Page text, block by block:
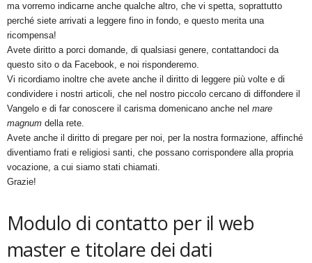
ma vorremo indicarne anche qualche altro, che vi spetta, soprattutto
perché siete arrivati a leggere fino in fondo, e questo merita una
ricompensa!
Avete diritto a porci domande, di qualsiasi genere, contattandoci da
questo sito o da Facebook, e noi risponderemo.
Vi ricordiamo inoltre che avete anche il diritto di leggere più volte e di
condividere i nostri articoli, che nel nostro piccolo cercano di diffondere il
Vangelo e di far conoscere il carisma domenicano anche nel mare
magnum della rete.
Avete anche il diritto di pregare per noi, per la nostra formazione, affinché
diventiamo frati e religiosi santi, che possano corrispondere alla propria
vocazione, a cui siamo stati chiamati.
Grazie!
Modulo di contatto per il web
master e titolare dei dati